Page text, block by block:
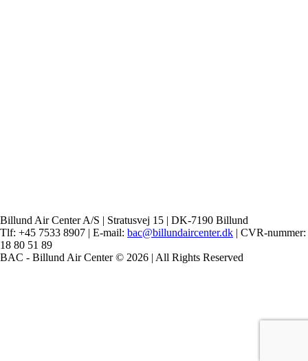
Billund Air Center A/S | Stratusvej 15 | DK-7190 Billund
Tlf: +45 7533 8907 | E-mail: bac@billundaircenter.dk | CVR-nummer:
18 80 51 89
BAC - Billund Air Center © 2026 | All Rights Reserved